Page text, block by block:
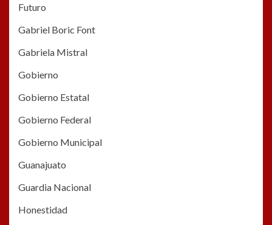
Futuro
Gabriel Boric Font
Gabriela Mistral
Gobierno
Gobierno Estatal
Gobierno Federal
Gobierno Municipal
Guanajuato
Guardia Nacional
Honestidad